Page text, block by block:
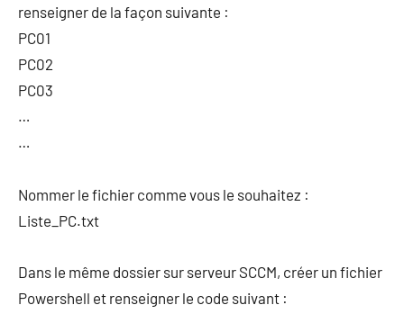
renseigner de la façon suivante :
PC01
PC02
PC03
…
…
Nommer le fichier comme vous le souhaitez :
Liste_PC.txt
Dans le même dossier sur serveur SCCM, créer un fichier
Powershell et renseigner le code suivant :